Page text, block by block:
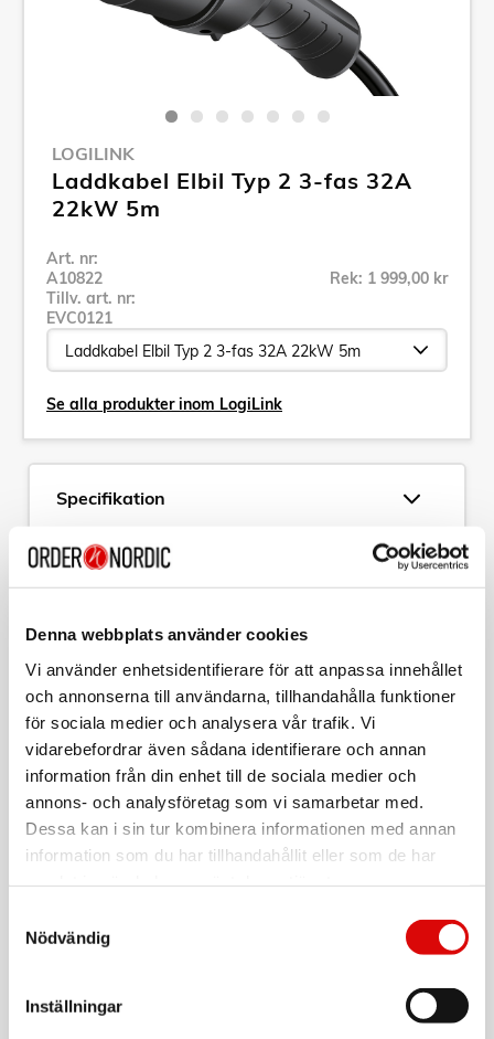
Denna webbplats använder cookies
Vi använder enhetsidentifierare för att anpassa innehållet
och annonserna till användarna, tillhandahålla funktioner
för sociala medier och analysera vår trafik. Vi
vidarebefordrar även sådana identifierare och annan
information från din enhet till de sociala medier och
annons- och analysföretag som vi samarbetar med.
Dessa kan i sin tur kombinera informationen med annan
information som du har tillhandahållit eller som de har
Nödvändig
Inställningar
LOGILINK
Laddkabel Elbil Typ 2 3-fas 32A
22kW 5m
Art. nr:
A10822
Tillv. art. nr:
EVC0121
Rek: 1 999,00 kr
Se alla produkter inom LogiLink
Specifikation
Beskrivning
A10822
Tillv. art. nr:EVC0121
EAN-kod:
För hel kartong beställ: 4
LogiLink Laddkabel för elbilar/laddhybrider, 32A, 22kW, 5
meter
Levereras med väska
• Type 2
• 3-fas
• 32A
• 22 kW
Med denna certifierade Typ 2-laddkabel från Logilink kan
Robust kvalitet och säkerhetstestad som säkerställer
Läs mer
Tillbehör